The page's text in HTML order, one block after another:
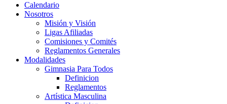
Calendario
Nosotros
Misión y Visión
Ligas Afiliadas
Comisiones y Comités
Reglamentos Generales
Modalidades
Gimnasia Para Todos
Definicion
Reglamentos
Artística Masculina